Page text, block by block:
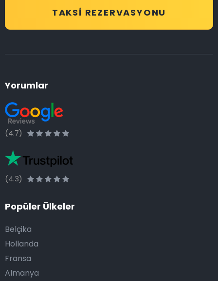
TAKSI REZERVASYONU
Yorumlar
(4.7)
(4.3)
Popüler Ülkeler
Belçika
Hollanda
Fransa
Almanya